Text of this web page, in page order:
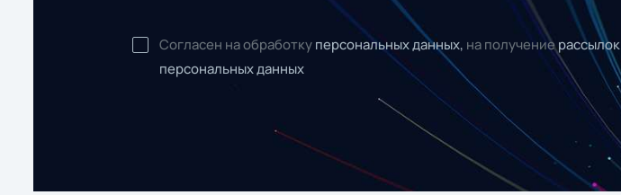
Согласен на обработку персональных данных, на получениерассылок
персональных данных